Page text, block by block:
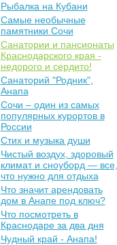
Рыбалка на Кубани
Самые необычные
памятники Сочи
Санатории и пансионаты
Краснодарского края -
недорого и сердито!
Санаторий "Родник",
Анапа
Сочи – один из самых
популярных курортов в
России
Стих и музыка души
Чистый воздух, здоровый
климат и сноуборд — все,
что нужно для отдыха
Что значит арендовать
дом в Анапе под ключ?
Что посмотреть в
Краснодаре за два дня
Чудный край - Анапа!